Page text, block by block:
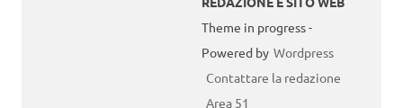
Theme in progress -
Powered by Wordpress
Contattare la redazione
Area 51